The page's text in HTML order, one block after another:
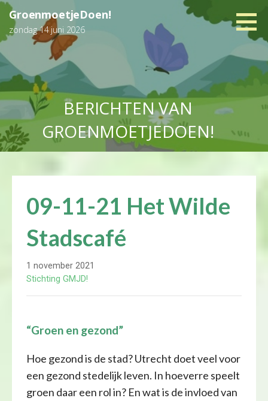
Ga
naar
de
inhoud
GroenmoetjeDoen!
zondag 14 juni 2026
BERICHTEN VAN
GROENMOETJEDOEN!
09-11-21 Het Wilde
Stadscafé
1 november 2021
Stichting GMJD!
“Groen en gezond”
Hoe gezond is de stad? Utrecht doet veel voor
een gezond stedelijk leven. In hoeverre speelt
groen daar een rol in? En wat is de invloed van